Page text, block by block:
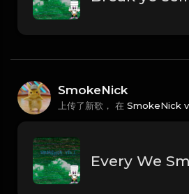
SmokeNick
上传了新歌， 在 SmokeNick